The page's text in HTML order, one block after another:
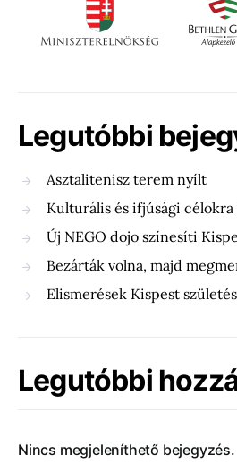
Legutóbbi
Asztalitenisz terem nyílt
Kulturális és ifjúsági célokra
Új NEGO dojo színesíti
Bezárták volna, majd
Elismerések Kispest
Legutóbbi
Nincs megjeleníthető bejegyzés.